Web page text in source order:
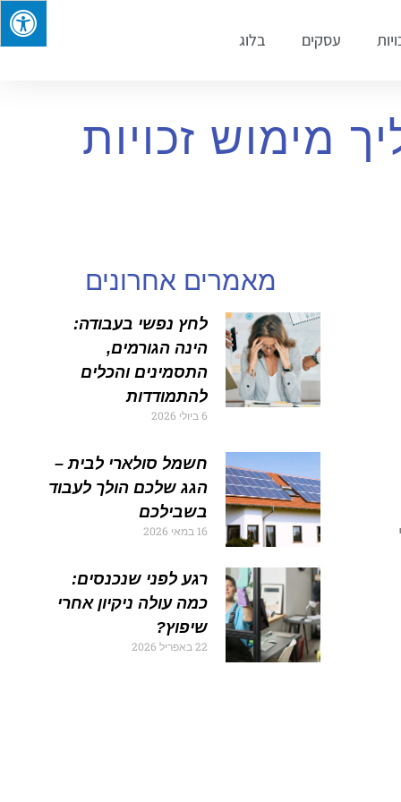
עסקים בלוג
מימוש זכויות
מאמרים אחרונים
לחץ נפשי בעבודה:
הינה הגורמים,
התסמינים והכלים
להתמודדות
6 ביולי 2026
חשמל סולארי לבית –
הגג שלכם הולך לעבוד
בשבילכם
16 במאי 2026
רגע לפני שנכנסים:
כמה עולה ניקיון אחרי
שיפוץ?
22 באפריל 2026